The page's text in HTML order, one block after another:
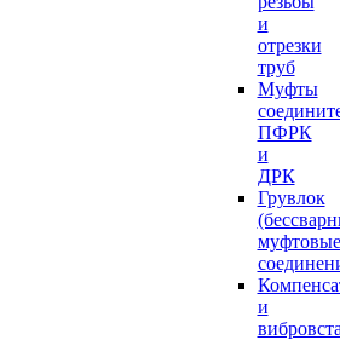
и
отрезки
труб
Муфты
ПФРК
и
ДРК
Грувлок
муфтовые
и